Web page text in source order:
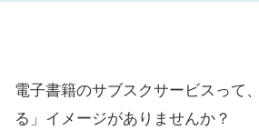
電子書籍のサブスクサービスって
る」イメージがありませんか？